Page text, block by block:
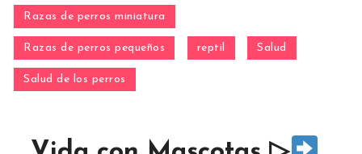
Razas de perros miniatura
Razas de perros pequeños reptil Salud
Salud de los perros